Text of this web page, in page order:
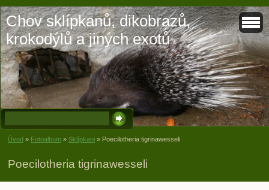
Chov sklípkanů, dikobrazů,
krokodýlů a jiných exotů
Úvod » Fotoalbum » Sklípkani » Poecilotheria tigrinawesseli
Poecilotheria tigrinawesseli